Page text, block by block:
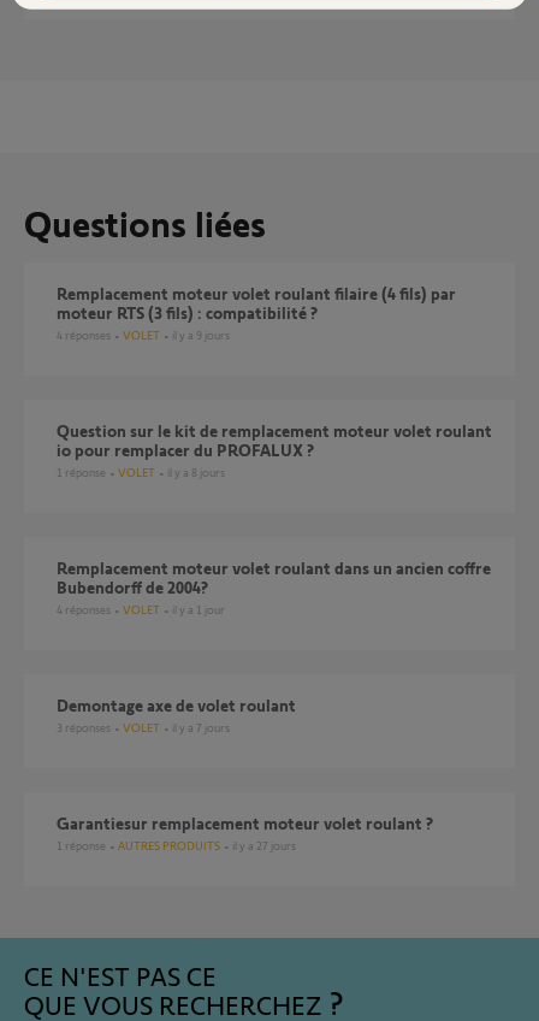
Questions liées
Remplacement moteur volet roulant filaire (4 fils) par
moteur RTS (3 fils) : compatibilité ?
4 réponses VOLET il y a 9 jours
Question sur le kit de remplacement moteur volet roulant
io pour remplacer du PROFALUX ?
1 réponse VOLET il y a 8 jours
Remplacement moteur volet roulant dans un ancien coffre
Bubendorff de 2004?
4 réponses VOLET il y a 1 jour
Demontage axe de volet roulant
3 réponses VOLET il y a 7 jours
Garantiesur remplacement moteur volet roulant ?
1 réponse AUTRES PRODUITS il y a 27 jours
CE N'EST PAS CE
QUE VOUS RECHERCHEZ